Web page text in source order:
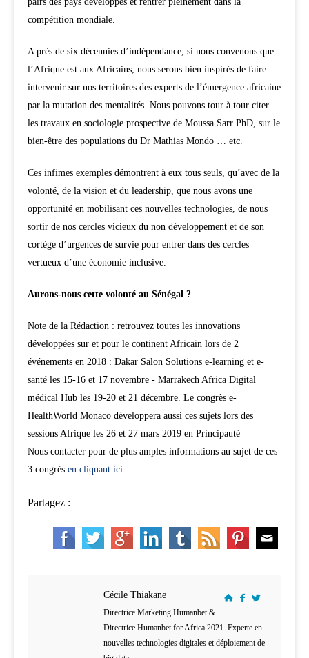
compétition mondiale.
A près de six décennies d’indépendance, si nous convenons que
l’Afrique est aux Africains, nous serons bien inspirés de faire
intervenir sur nos territoires des experts de l’émergence africaine
par la mutation des mentalités. Nous pouvons tour à tour citer
les travaux en sociologie prospective de Moussa Sarr PhD, sur le
bien-être des populations du Dr Mathias Mondo … etc.
Ces infimes exemples démontrent à eux tous seuls, qu’avec de la
volonté, de la vision et du leadership, que nous avons une
opportunité en mobilisant ces nouvelles technologies, de nous
sortir de nos cercles vicieux du non développement et de son
cortège d’urgences de survie pour entrer dans des cercles
vertueux d’une économie inclusive.
Aurons-nous cette volonté au Sénégal ?
Note de la Rédaction : retrouvez toutes les innovations
développées sur et pour le continent Africain lors de 2
événements en 2018 : Dakar Salon Solutions e-learning et e-
santé les 15-16 et 17 novembre - Marrakech Africa Digital
médical Hub les 19-20 et 21 décembre. Le congrès e-
HealthWorld Monaco développera aussi ces sujets lors des
sessions Afrique les 26 et 27 mars 2019 en Principauté
Nous contacter pour de plus amples informations au sujet de ces
3 congrès en cliquant ici
Partagez :
Cécile Thiakane
Directrice Marketing Humanbet &
Directrice Humanbet for Africa 2021. Experte en
nouvelles technologies digitales et déploiement de